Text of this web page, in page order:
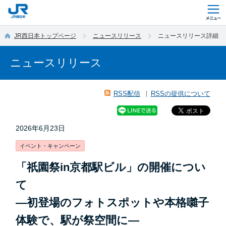
JR西日本トップページ ニュースリリース ニュースリリース詳細
ニュースリリース
RSS配信 RSSの提供について
2026年6月23日
イベント・キャンペーン
「祇園祭in京都駅ビル」の開催につい
て
―初登場のフォトスポットや本格囃子
体験で、駅が祭空間に―